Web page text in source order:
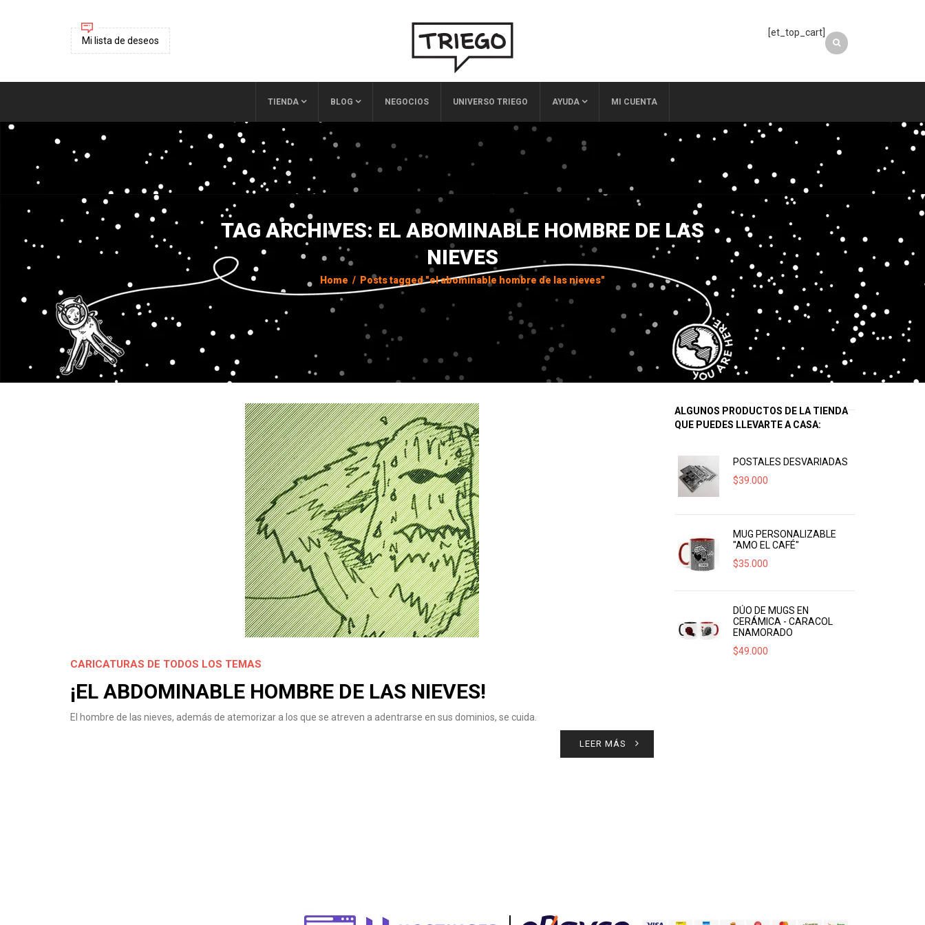
Mi lista de deseos
[et_top_cart]
TIENDA BLOG NEGOCIOS UNIVERSO TRIEGO AYUDA MI CUENTA
TAG ARCHIVES: EL ABOMINABLE HOMBRE DE LAS
NIEVES
Home / Posts tagged "el abominable hombre de las nieves"
CARICATURAS DE TODOS LOS TEMAS
¡EL ABDOMINABLE HOMBRE DE LAS NIEVES!
El hombre de las nieves, además de atemorizar a los que se atreven a adentrarse en sus dominios, se cuida.
LEER MÁS
ALGUNOS PRODUCTOS DE LA TIENDA
QUE PUEDES LLEVARTE A CASA:
POSTALES DESVARIADAS
$39.000
MUG PERSONALIZABLE
"AMO EL CAFÉ"
$35.000
DÚO DE MUGS EN
CERÁMICA - CARACOL
ENAMORADO
$49.000